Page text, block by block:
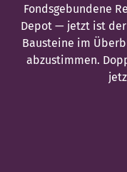
Fondsgebundene
Depot — jetzt ist
Bausteine im
abzustimmen.